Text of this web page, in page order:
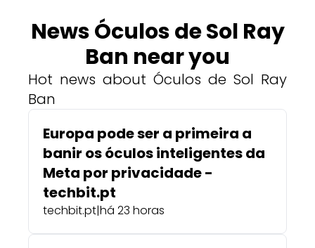
News Óculos de Sol Ray
Ban near you
Hot news about Óculos de Sol Ray
Ban
Europa pode ser a primeira a
banir os óculos inteligentes da
Meta por privacidade -
techbit.pt
techbit.pt|há 23 horas